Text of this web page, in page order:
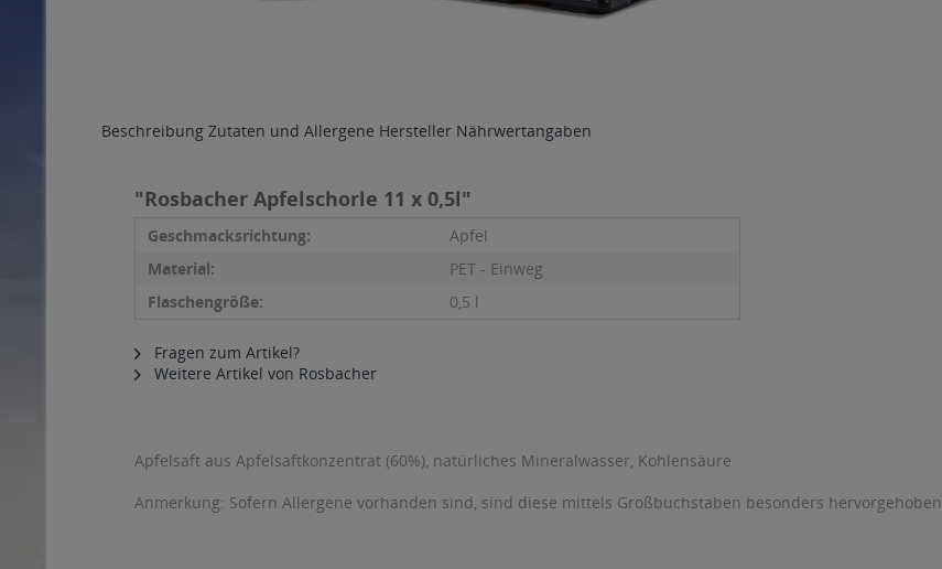
Beschreibung Zutaten und Allergene Hersteller Nährwertangaben
"Rosbacher Apfelschorle 11 x 0,5l"
Geschmacksrichtung:
Apfel
Material:
PET - Einweg
Flaschengröße:
0,5 l
Fragen zum Artikel?
Weitere Artikel von Rosbacher
Apfelsaft aus Apfelsaftkonzentrat (60%), natürliches Mineralwasser, Kohlensäure
Anmerkung: Sofern Allergene vorhanden sind, sind diese mittels Großbuchstaben besonders hervorgehoben